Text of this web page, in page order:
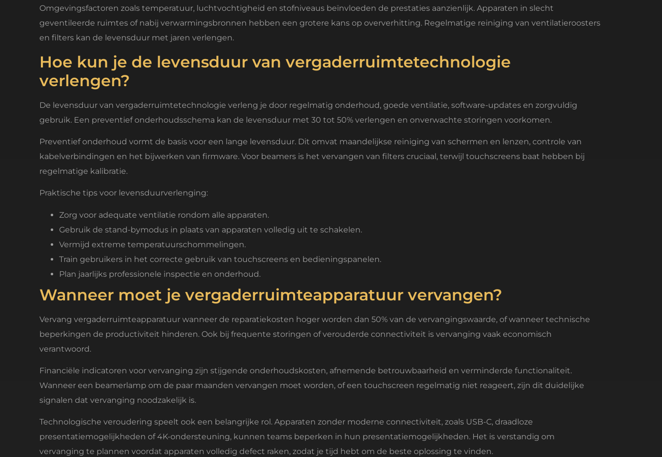
Omgevingsfactoren zoals temperatuur, luchtvochtigheid en stofniveaus beïnvloeden de prestaties aanzienlijk. Apparaten in slecht
geventileerde ruimtes of nabij verwarmingsbronnen hebben een grotere kans op oververhitting. Regelmatige reiniging van ventilatieroosters
en filters kan de levensduur met jaren verlengen.
Hoe kun je de levensduur van vergaderruimtetechnologie
verlengen?
De levensduur van vergaderruimtetechnologie verleng je door regelmatig onderhoud, goede ventilatie, software-updates en zorgvuldig
gebruik. Een preventief onderhoudsschema kan de levensduur met 30 tot 50% verlengen en onverwachte storingen voorkomen.
Preventief onderhoud vormt de basis voor een lange levensduur. Dit omvat maandelijkse reiniging van schermen en lenzen, controle van
kabelverbindingen en het bijwerken van firmware. Voor beamers is het vervangen van filters cruciaal, terwijl touchscreens baat hebben bij
regelmatige kalibratie.
Praktische tips voor levensduurverlenging:
Zorg voor adequate ventilatie rondom alle apparaten.
Gebruik de stand-bymodus in plaats van apparaten volledig uit te schakelen.
Vermijd extreme temperatuurschommelingen.
Train gebruikers in het correcte gebruik van touchscreens en bedieningspanelen.
Plan jaarlijks professionele inspectie en onderhoud.
Wanneer moet je vergaderruimteapparatuur vervangen?
Vervang vergaderruimteapparatuur wanneer de reparatiekosten hoger worden dan 50% van de vervangingswaarde, of wanneer technische
beperkingen de productiviteit hinderen. Ook bij frequente storingen of verouderde connectiviteit is vervanging vaak economisch
verantwoord.
Financiële indicatoren voor vervanging zijn stijgende onderhoudskosten, afnemende betrouwbaarheid en verminderde functionaliteit.
Wanneer een beamerlamp om de paar maanden vervangen moet worden, of een touchscreen regelmatig niet reageert, zijn dit duidelijke
signalen dat vervanging noodzakelijk is.
Technologische veroudering speelt ook een belangrijke rol. Apparaten zonder moderne connectiviteit, zoals USB-C, draadloze
presentatiemogelijkheden of 4K-ondersteuning, kunnen teams beperken in hun presentatiemogelijkheden. Het is verstandig om
vervanging te plannen voordat apparaten volledig defect raken, zodat je tijd hebt om de beste oplossing te vinden.